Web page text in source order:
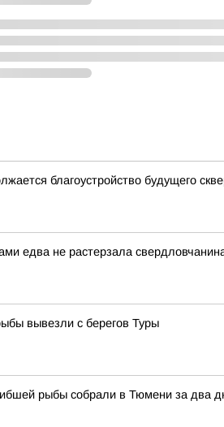
благоустройство будущего
едва не растерзала
вывезли с берегов Туры
рыбы собрали в Тюмени за два